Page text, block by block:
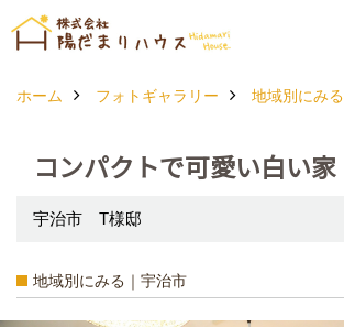
ホーム フォトギャラリー 地域別にみる
コンパクトで可愛い白い家
宇治市 T様邸
地域別にみる｜宇治市